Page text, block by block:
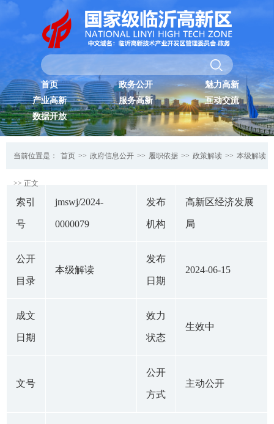
首页 政务公开
魅力高新
产业高新
服务高新
互动交流
数据开放
当前位置是： 首页 >> 政府信息公开 >> 履职依据 >> 政策解读 >> 本级解读
>> 正文
索引
号
jmswj/2024-
0000079
发布
机构
高新区经济发展
局
公开
目录
本级解读
发布
日期
2024-06-15
成文
日期
效力
状态
生效中
文号
公开
方式
主动公开